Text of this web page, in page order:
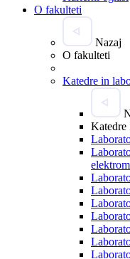
O fakulteti
Nazaj
O fakulteti
Katedre in
Katedre